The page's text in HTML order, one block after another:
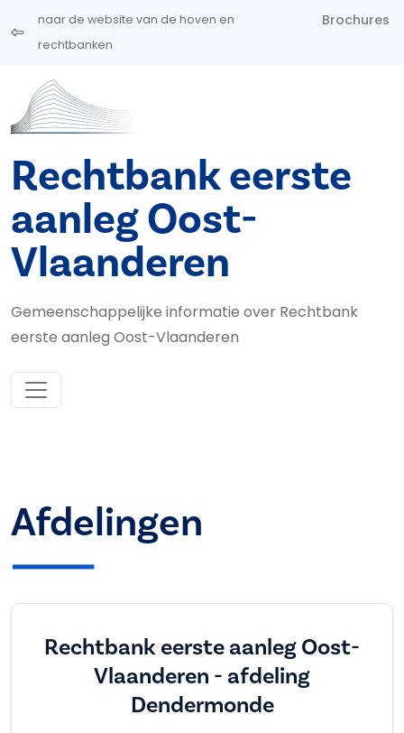
Overslaan en naar de inhoud gaan
naar de website van de hoven en
rechtbanken
Brochures
Rechtbank eerste
aanleg Oost-
Vlaanderen
Gemeenschappelijke informatie over Rechtbank
eerste aanleg Oost-Vlaanderen
Afdelingen
Rechtbank eerste aanleg Oost-
Vlaanderen - afdeling
Dendermonde